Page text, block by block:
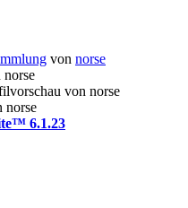
von norse
norse
von norse
norse
6.1.23